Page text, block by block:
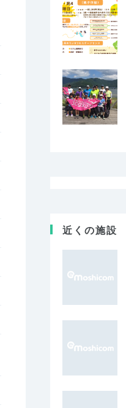
近くの施設